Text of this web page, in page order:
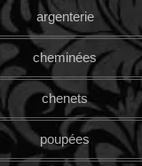
argenterie
cheminées
chenets
poupées